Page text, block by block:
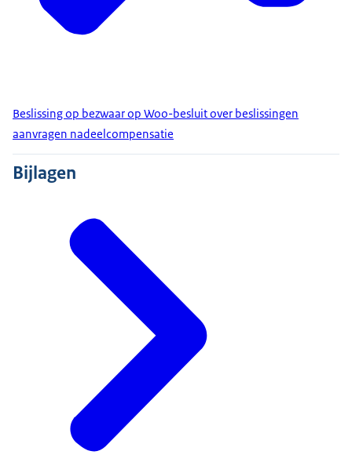
Beslissing op bezwaar op Woo-besluit over beslissingen
aanvragen nadeelcompensatie
Bijlagen